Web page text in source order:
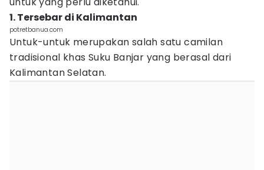
1. Tersebar di Kalimantan
potretbanua.com
Untuk-untuk merupakan salah satu camilan
tradisional khas Suku Banjar yang berasal dari
Kalimantan Selatan.